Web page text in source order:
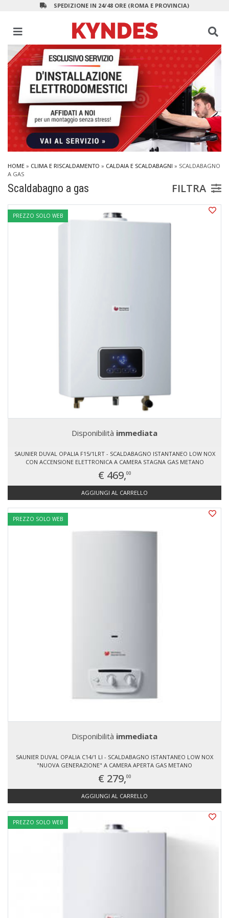
SPEDIZIONE IN 24/48 ORE (ROMA E PROVINCIA)
HOME » CLIMA E RISCALDAMENTO » CALDAIA E SCALDABAGNI » SCALDABAGNO
A GAS
Scaldabagno a gas FILTRA
PREZZO SOLO WEB
Disponibilità immediata
SAUNIER DUVAL OPALIA F15/1LRT - SCALDABAGNO ISTANTANEO LOW NOX
CON ACCENSIONE ELETTRONICA A CAMERA STAGNA GAS METANO
€ 469,00
AGGIUNGI AL CARRELLO
PREZZO SOLO WEB
Disponibilità immediata
SAUNIER DUVAL OPALIA C14/1 LI - SCALDABAGNO ISTANTANEO LOW NOX
"NUOVA GENERAZIONE" A CAMERA APERTA GAS METANO
€ 279,00
AGGIUNGI AL CARRELLO
PREZZO SOLO WEB